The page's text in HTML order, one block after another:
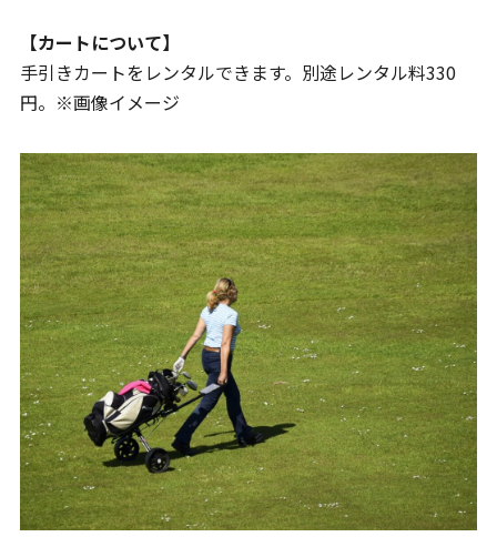
【カートについて】
手引きカートをレンタルできます。別途レンタル料330
円。※画像イメージ